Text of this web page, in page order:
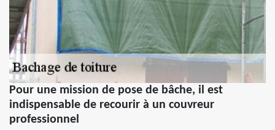
Pour une mission de pose de bâche, il est
indispensable de recourir à un couvreur
professionnel